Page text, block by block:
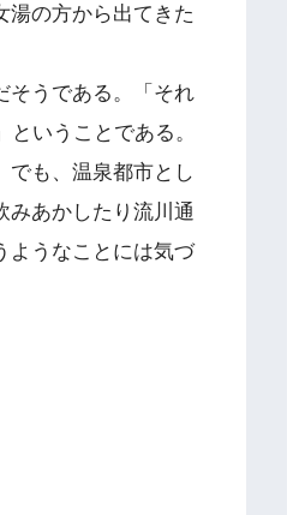
湯の方から出てきた
そうである。「それ
いうことである。
でも、温泉都市とし
みあかしたり流川通
ようなことには気づ